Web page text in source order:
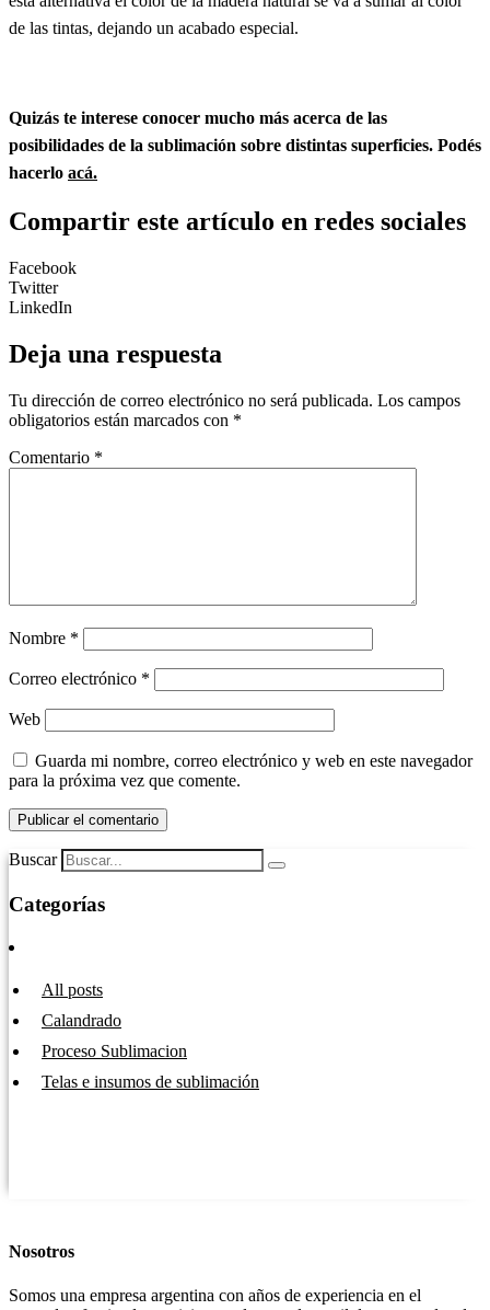
de las tintas, dejando un acabado especial.
Quizás te interese conocer mucho más acerca de las
posibilidades de la sublimación sobre distintas superficies. Podés
hacerlo acá.
Compartir este artículo en redes sociales
Facebook
Twitter
LinkedIn
Deja una respuesta
Tu dirección de correo electrónico no será publicada. Los campos
obligatorios están marcados con *
Comentario *
Nombre *
Correo electrónico *
Web
Guarda mi nombre, correo electrónico y web en este navegador
para la próxima vez que comente.
Buscar
Categorías
All posts
Calandrado
Proceso Sublimacion
Telas e insumos de sublimación
Nosotros
Somos una empresa argentina con años de experiencia en el